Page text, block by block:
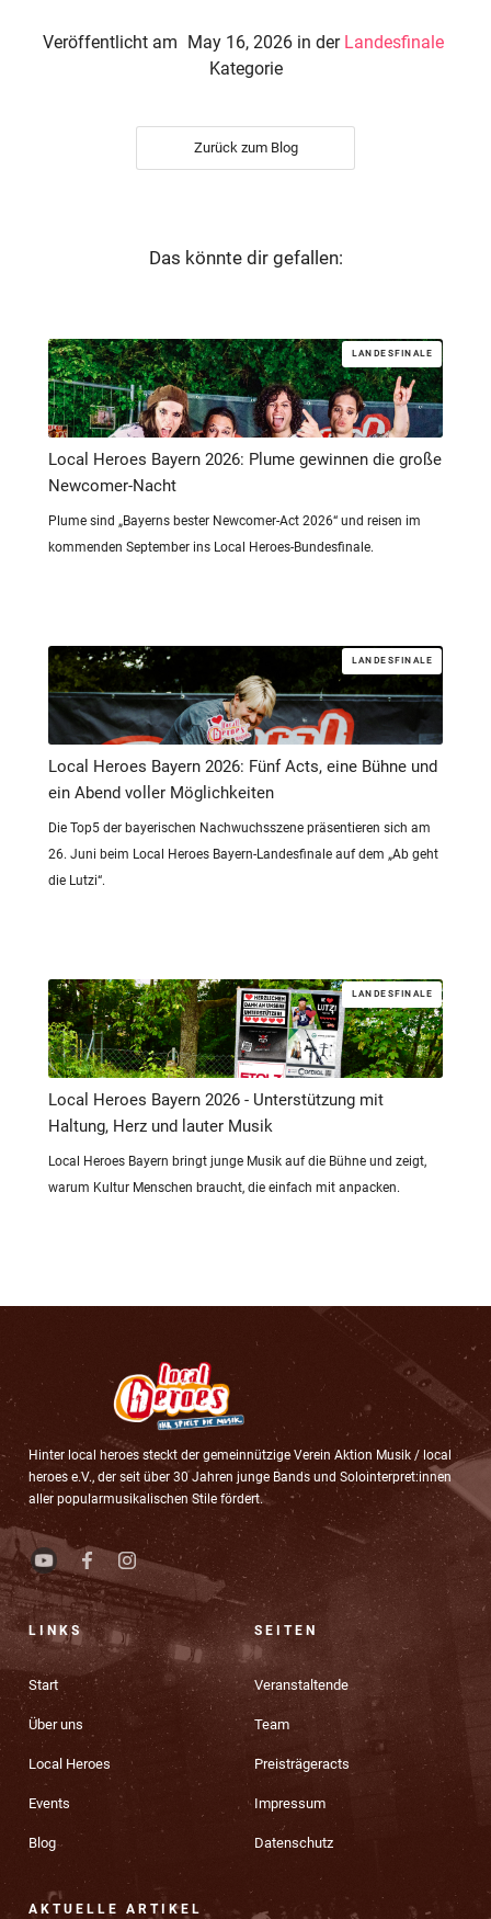
Veröffentlicht am May 16, 2026 in der Landesfinale
Kategorie
Zurück zum Blog
Das könnte dir gefallen:
LANDESFINALE
Local Heroes Bayern 2026: Plume gewinnen die große
Newcomer-Nacht
Plume sind „Bayerns bester Newcomer-Act 2026“ und reisen im
kommenden September ins Local Heroes-Bundesfinale.
LANDESFINALE
Local Heroes Bayern 2026: Fünf Acts, eine Bühne und
ein Abend voller Möglichkeiten
Die Top5 der bayerischen Nachwuchsszene präsentieren sich am
26. Juni beim Local Heroes Bayern-Landesfinale auf dem „Ab geht
die Lutzi“.
LANDESFINALE
Local Heroes Bayern 2026 - Unterstützung mit
Haltung, Herz und lauter Musik
Local Heroes Bayern bringt junge Musik auf die Bühne und zeigt,
warum Kultur Menschen braucht, die einfach mit anpacken.
Hinter local heroes steckt der gemeinnützige Verein Aktion Musik / local
heroes e.V., der seit über 30 Jahren junge Bands und Solointerpret:innen
aller popularmusikalischen Stile fördert.
LINKS
Start
Über uns
Local Heroes
Events
Blog
SEITEN
Veranstaltende
Team
Preisträgeracts
Impressum
Datenschutz
AKTUELLE ARTIKEL